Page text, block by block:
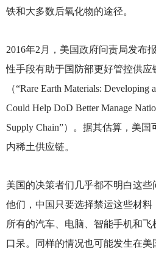
铁和大多数后氧化物的途径。
2016年2月，美国政府问责局发布
性手段有助于国防部更好管控供应
（“Rare Earth Materials: Developing
Could Help DoD Better Manage
Supply Chain”）。据其估算，美
内稀土供应链。
美国的决策者们几乎都不明白这
他们，中国只要选择禁运这些材
所有的汽车、电脑、智能手机和
口呆。同样的情况也可能发生在